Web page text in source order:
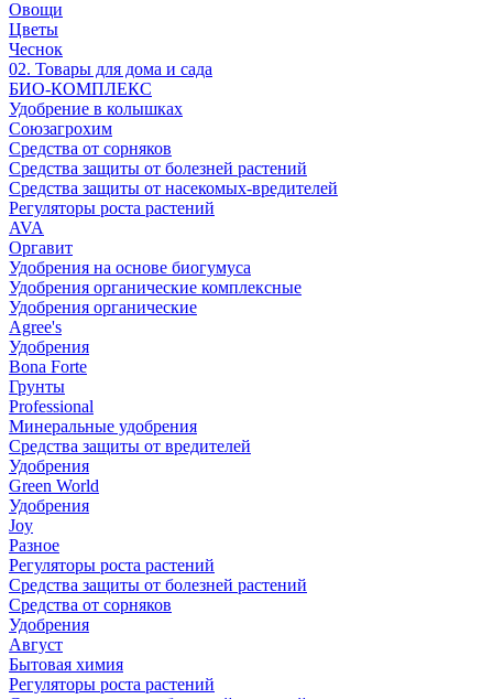
Овощи
Цветы
Чеснок
02. Товары для дома и сада
БИО-КОМПЛЕКС
Удобрение в колышках
Союзагрохим
Средства от сорняков
Средства защиты от болезней растений
Средства защиты от насекомых-вредителей
Регуляторы роста растений
AVA
Оргавит
Удобрения на основе биогумуса
Удобрения органические комплексные
Удобрения органические
Agree's
Удобрения
Bona Forte
Грунты
Professional
Минеральные удобрения
Средства защиты от вредителей
Удобрения
Green World
Удобрения
Joy
Разное
Регуляторы роста растений
Средства защиты от болезней растений
Средства от сорняков
Удобрения
Август
Бытовая химия
Регуляторы роста растений